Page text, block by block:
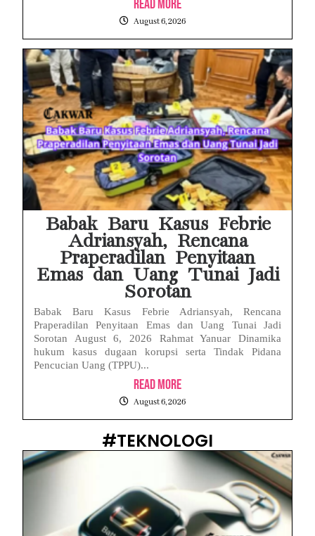
Read More
August 6, 2026
Babak Baru Kasus Febrie
Adriansyah, Rencana
Praperadilan Penyitaan
Emas dan Uang Tunai Jadi
Sorotan
Babak Baru Kasus Febrie Adriansyah, Rencana
Praperadilan Penyitaan Emas dan Uang Tunai Jadi
Sorotan August 6, 2026 Rahmat Yanuar Dinamika
hukum kasus dugaan korupsi serta Tindak Pidana
Pencucian Uang (TPPU)...
Read More
August 6, 2026
#TEKNOLOGI